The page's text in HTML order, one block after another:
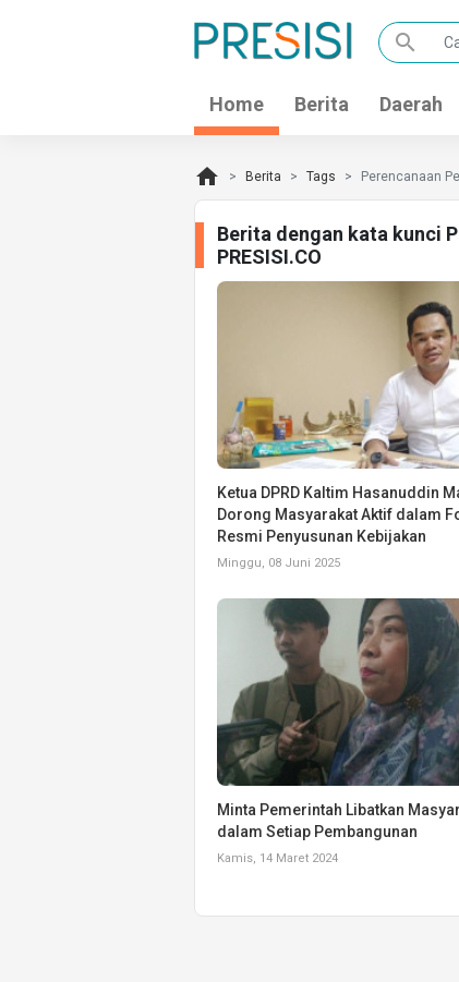
search
Home Berita Daerah
home Berita Tags Perencanaan
Berita dengan kata kunci
PRESISI.CO
Ketua DPRD Kaltim Hasanuddin
Dorong Masyarakat Aktif dalam
Resmi Penyusunan Kebijakan
Minggu, 08 Juni 2025
Minta Pemerintah Libatkan
dalam Setiap Pembangunan
Kamis, 14 Maret 2024